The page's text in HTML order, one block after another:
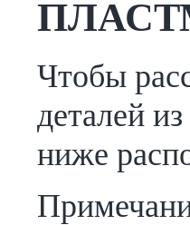
Чтобы
деталей
ниже